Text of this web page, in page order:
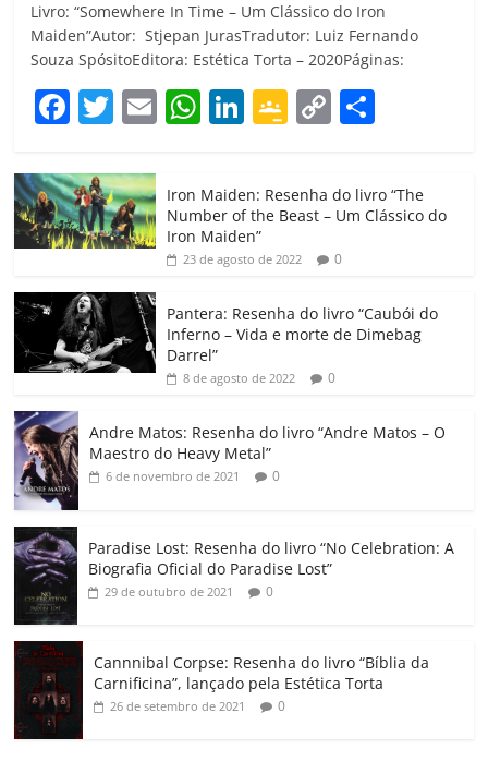
Livro: “Somewhere In Time – Um Clássico do Iron
Maiden”Autor: Stjepan JurasTradutor: Luiz Fernando
Souza SpósitoEditora: Estética Torta – 2020Páginas:
F
c
e
b
o
o
k
T
itt
er
E W
at
s
A
p
Li
e
dI
G
gl
e
Cl
a
ss
ro
o
C
p
y
Li
k
m
p
h
ar
Iron Maiden: Resenha do livro “The
Number of the Beast – Um Clássico do
Iron Maiden”
23 de agosto de 2022 0
Pantera: Resenha do livro “Caubói do
Inferno – Vida e morte de Dimebag
Darrel”
8 de agosto de 2022 0
Andre Matos: Resenha do livro “Andre Matos – O
Maestro do Heavy Metal”
6 de novembro de 2021 0
Paradise Lost: Resenha do livro “No Celebration: A
Biografia Oficial do Paradise Lost”
29 de outubro de 2021 0
Cannnibal Corpse: Resenha do livro “Bíblia da
Carnificina”, lançado pela Estética Torta
26 de setembro de 2021 0